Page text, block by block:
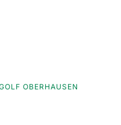
OBERHAUSEN